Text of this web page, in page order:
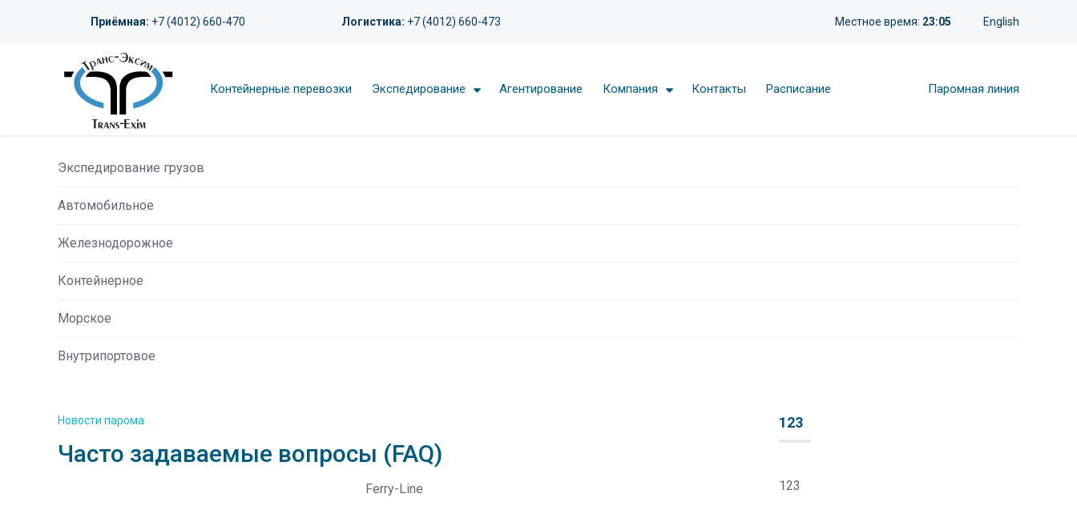
Приёмная: +7 (4012) 660-470 Логистика: +7 (4012) 660-473 Местное время: 23:05 English
Контейнерные перевозки Экспедирование Агентирование Компания Контакты Расписание Паромная линия
Экспедирование грузов
Автомобильное
Железнодорожное
Контейнерное
Морское
Внутрипортовое
Новости парома
Часто задаваемые вопросы (FAQ)
Ferry-Line
123
123